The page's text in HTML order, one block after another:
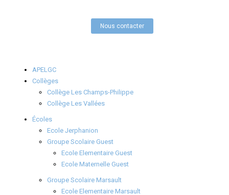
Nous contacter
APELGC
Collèges
Collège Les Champs-Philippe
Collège Les Vallées
Écoles
Ecole Jerphanion
Groupe Scolaire Guest
Ecole Elementaire Guest
Ecole Maternelle Guest
Groupe Scolaire Marsault
Ecole Elementaire Marsault